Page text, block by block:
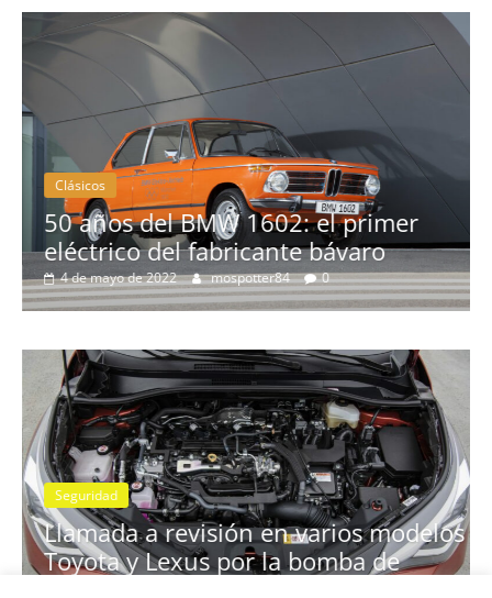
primer
Clásicos
La serie 300 de Peugeot
3 de febrero de 2022 mospotter84 0
modelos
de
Seguridad
Llamada a revisión en los
Clase A y GLB con cambio
7G-DCT